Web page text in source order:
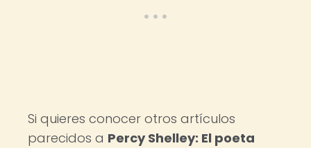
Si quieres conocer otros artículos
parecidos a Percy Shelley: El poeta